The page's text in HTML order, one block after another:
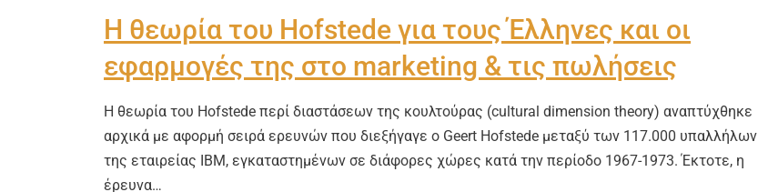
Η θεωρία του Hofstede για τους Έλληνες και οι
εφαρμογές της στο marketing & τις πωλήσεις
Η θεωρία του Hofstede περί διαστάσεων της κουλτούρας (cultural dimension theory) αναπτύχθηκε
αρχικά με αφορμή σειρά ερευνών που διεξήγαγε ο Geert Hofstede μεταξύ των 117.000 υπαλλήλων
της εταιρείας ΙΒΜ, εγκαταστημένων σε διάφορες χώρες κατά την περίοδο 1967-1973. Έκτοτε, η
έρευνα…